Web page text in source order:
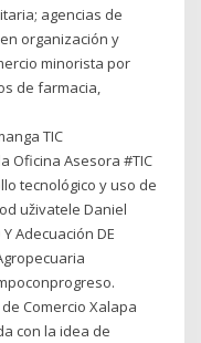
agencias de
organización y
minorista por
de farmacia,
TIC
Oficina Asesora #TIC
tecnológico y uso de
uživatele Daniel
Adecuación DE
Comercio Xalapa
con la idea de